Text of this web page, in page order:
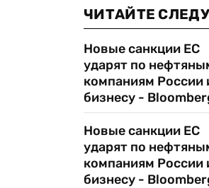
ЧИТАЙТЕ
Новые санкции ЕС
ударят по
компаниям России
бизнесу -
Новые санкции ЕС
ударят по
компаниям России
бизнесу -